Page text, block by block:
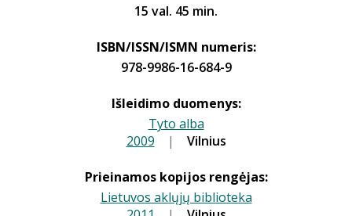
15 val. 45 min.
ISBN/ISSN/ISMN numeris:
978-9986-16-684-9
Išleidimo duomenys:
Tyto alba
2009 | Vilnius
Prieinamos kopijos rengėjas:
Lietuvos aklųjų biblioteka